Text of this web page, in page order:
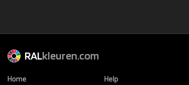
RALkleuren.com
Home Help